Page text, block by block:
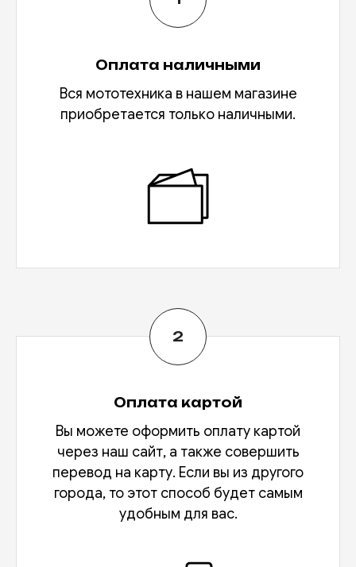
Оплата наличными
Вся мототехника в нашем магазине
приобретается только наличными.
Оплата картой
Вы можете оформить оплату картой
через наш сайт, а также совершить
перевод на карту. Если вы из другого
города, то этот способ будет самым
удобным для вас.